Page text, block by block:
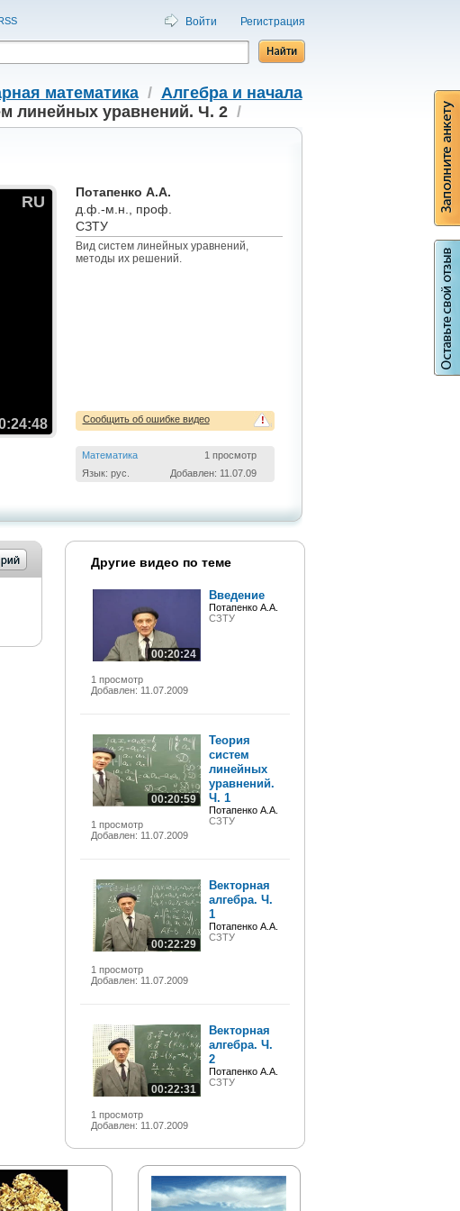
Войти Регистрация
математика/ Алгебра и начала
линейных уравнений. Ч. 2/
RU
Потапенко А.А.
д.ф.-м.н., проф.
СЗТУ
Вид систем линейных уравнений,
методы их решений.
!
Сообщить об ошибке видео
Математика
1 просмотр
Язык: рус.
Добавлен: 11.07.09
Другие видео по теме
00:20:24
1 просмотр
Добавлен: 11.07.2009
Введение
Потапенко А.А.
СЗТУ
00:20:59
1 просмотр
Добавлен: 11.07.2009
Теория
систем
линейных
уравнений.
Ч. 1
Потапенко А.А.
СЗТУ
00:22:29
1 просмотр
Добавлен: 11.07.2009
Векторная
алгебра. Ч.
1
Потапенко А.А.
СЗТУ
00:22:31
1 просмотр
Добавлен: 11.07.2009
Векторная
алгебра. Ч.
2
Потапенко А.А.
СЗТУ